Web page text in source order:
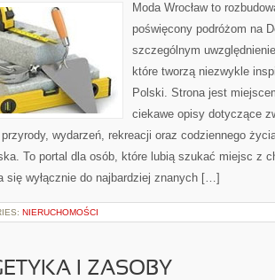
Moda Wrocław to
poświęcony podróżom na
szczególnym
które tworzą niezwykle
Polski. Strona jest
ciekawe opisy dotyczące
wydarzeń, rekreacji oraz codziennego
To portal dla osób, które lubią szukać miejsc z
się wyłącznie do najbardziej znanych […]
NIERUCHOMOŚCI
I ZASOBY